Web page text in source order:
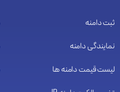
ثبت دامنه
نمایندگی دامنه
لیست قیمت دامنه ها